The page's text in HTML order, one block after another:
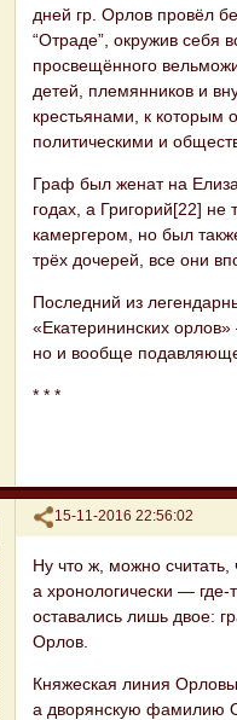
дней гр. Орлов провёл
“Отраде”, окружив себя
просвещённого
детей, племянников и
крестьянами, к которым
политическими и
Граф был женат на
годах, а Григорий[22] не
камергером, но был
трёх дочерей, все они
Последний из
«Екатерининских
но и вообще
* * *
Поделиться
15-11-2016 22:56:02
Ну что ж, можно
а хронологически —
оставались лишь двое:
Орлов.
Княжеская линия
а дворянскую фамилию